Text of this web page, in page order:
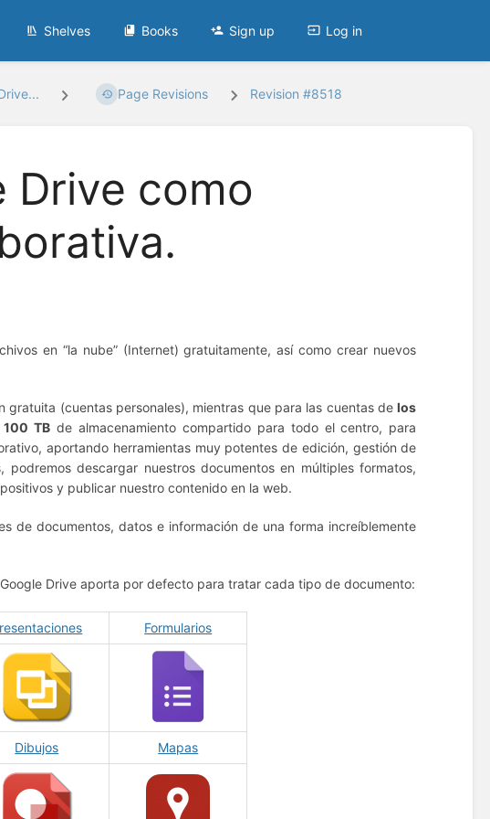
Shelves Books Sign up Log in
Page Revisions Revision #8518
Drive como
en “la nube” (Internet) gratuitamente, así como crear nuevos
gratuita (cuentas personales), mientras que para las cuentas delos
TB de almacenamiento compartido para todo el centro, para
aportando herramientas muy potentes de edición, gestión de
descargar nuestros documentos en múltiples formatos,
y publicar nuestro contenido en la web.
de documentos, datos e información de una forma increíblemente
Drive aporta por defecto para tratar cada tipo de documento:
Formularios
Dibujos Mapas